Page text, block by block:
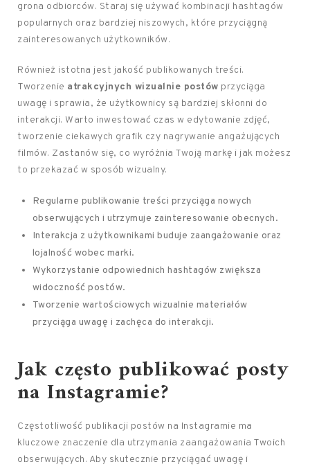
grona odbiorców. Staraj się używać kombinacji hashtagów
popularnych oraz bardziej niszowych, które przyciągną
zainteresowanych użytkowników.
Również istotna jest jakość publikowanych treści.
Tworzenie atrakcyjnych wizualnie postów przyciąga
uwagę i sprawia, że użytkownicy są bardziej skłonni do
interakcji. Warto inwestować czas w edytowanie zdjęć,
tworzenie ciekawych grafik czy nagrywanie angażujących
filmów. Zastanów się, co wyróżnia Twoją markę i jak możesz
to przekazać w sposób wizualny.
Regularne publikowanie treści przyciąga nowych
obserwujących i utrzymuje zainteresowanie obecnych.
Interakcja z użytkownikami buduje zaangażowanie oraz
lojalność wobec marki.
Wykorzystanie odpowiednich hashtagów zwiększa
widoczność postów.
Tworzenie wartościowych wizualnie materiałów
przyciąga uwagę i zachęca do interakcji.
Jak często publikować posty
na Instagramie?
Częstotliwość publikacji postów na Instagramie ma
kluczowe znaczenie dla utrzymania zaangażowania Twoich
obserwujących. Aby skutecznie przyciągać uwagę i